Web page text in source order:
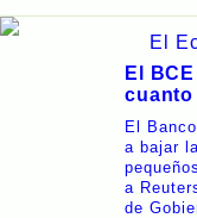
El
El
cuanto
El
a bajar
a
de